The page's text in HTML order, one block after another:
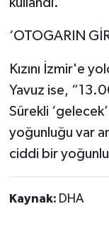
kullandı.
‘OTOGARIN
Kızını İzmir'e
Yavuz ise,
Sürekli
yoğunluğu var
ciddi bir
Kaynak: DHA